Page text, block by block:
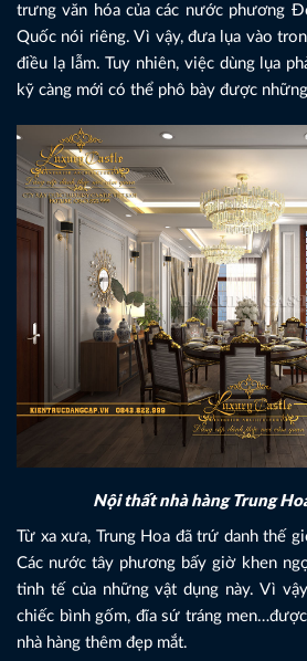
trưng văn hóa của các nước phương
Quốc nói riêng. Vì vậy, đưa lụa vào
điều lạ lẫm. Tuy nhiên, việc dùng lụa
kỹ càng mới có thể phô bày được
Nội thất nhà hàng Trung
Từ xa xưa, Trung Hoa đã trứ danh thế
Các nước tây phương bấy giờ khen
tinh tế của những vật dụng này. Vì
chiếc bình gốm, đĩa sứ tráng
nhà hàng thêm đẹp mắt.